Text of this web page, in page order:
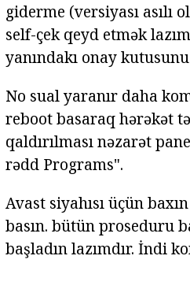
giderme (versiyası
self-çek qeyd etmək
yanındakı onay
No sual yaranır daha
reboot basaraq hərəkət
qaldırılması nəzarət
rədd Programs".
Avast siyahısı üçün
basın. bütün proseduru
başladın lazımdır. İndi